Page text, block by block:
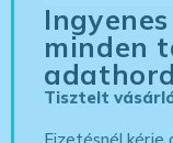
minden
Tisztelt